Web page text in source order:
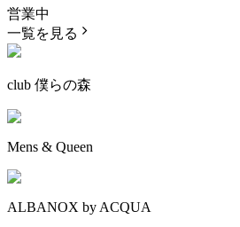
営業中
一覧を見る
club 僕らの森
Mens & Queen
ALBANOX by ACQUA